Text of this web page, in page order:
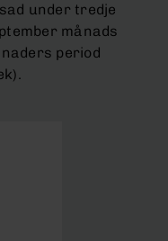
under tredje
månads
period